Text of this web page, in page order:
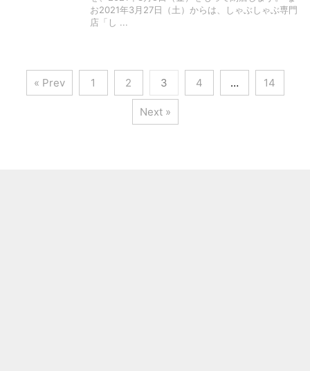
お2021年3月27日（土）からは、しゃぶしゃぶ専門
店「し ...
« Prev 1 2 3 4 … 14
Next »